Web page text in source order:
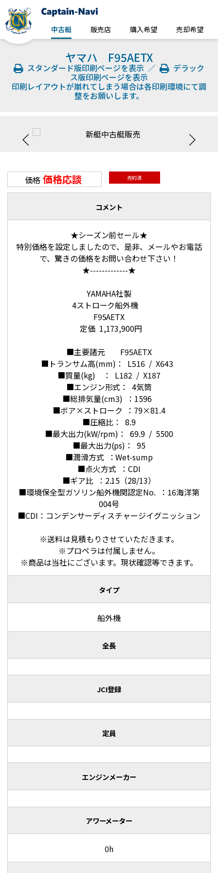
中古艇 販売店 購入希望 売却希望
ヤマハ F95AETX
スタンダード版印刷ページを表示 ／
デラック
ス版印刷ページを表示
印刷レイアウトが崩れてしまう場合は各印刷環境にて調
整をお願いします。
価格 価格応談 売約済
コメント
★シーズン前セール★
特別価格を設定しましたので、是非、メールやお電話
で、驚きの価格をお問い合わせ下さい！
★-------------★
YAMAHA社製
4ストローク船外機
F95AETX
定価 1,173,900円
■主要諸元 F95AETX
■トランサム高(mm)： L516 / X643
■質量(kg) ： L182 / X187
■エンジン形式： 4気筒
■総排気量(cm3) ：1596
■ボア×ストローク ：79×81.4
■圧縮比： 8.9
■最大出力(kW/rpm)： 69.9 / 5500
■最大出力(ps)： 95
■潤滑方式 ：Wet-sump
■点火方式 ：CDI
■ギア比 ：2.15（28/13）
■環境保全型ガソリン船外機関認定No. ：16海洋第
004号
■CDI：コンデンサーディスチャージイグニッション
※送料は見積もりさせていただきます。
※プロペラは付属しません。
※商品は当社にございます。現状確認等できます。
タイプ
船外機
全長
JCI登録
定員
エンジンメーカー
アワーメーター
0h